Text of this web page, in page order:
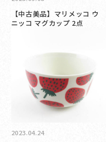
【中古美品】マリメッコ ウ
ニッコ マグカップ 2点
2023.04.24